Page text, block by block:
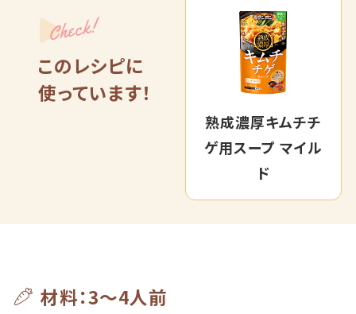
Check!
このレシピに
使っています！
熟成濃厚キムチチ
ゲ用スープ マイル
ド
材料：3～4人前